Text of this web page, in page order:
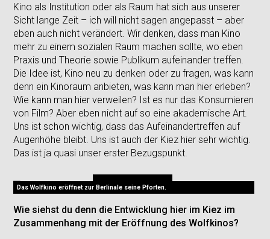
Kino als Institution oder als Raum hat sich aus unserer
Sicht lange Zeit – ich will nicht sagen angepasst – aber
eben auch nicht verändert. Wir denken, dass man Kino
mehr zu einem sozialen Raum machen sollte, wo eben
Praxis und Theorie sowie Publikum aufeinander treffen.
Die Idee ist, Kino neu zu denken oder zu fragen, was kann
denn ein Kinoraum anbieten, was kann man hier erleben?
Wie kann man hier verweilen? Ist es nur das Konsumieren
von Film? Aber eben nicht auf so eine akademische Art.
Uns ist schon wichtig, dass das Aufeinandertreffen auf
Augenhöhe bleibt. Uns ist auch der Kiez hier sehr wichtig.
Das ist ja quasi unser erster Bezugspunkt.
Das Wolfkino eröffnet zur Berlinale seine Pforten.
Wie siehst du denn die Entwicklung hier im Kiez im
Zusammenhang mit der Eröffnung des Wolfkinos?